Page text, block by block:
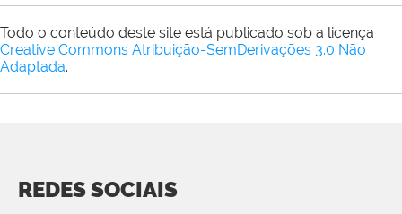
Todo o conteúdo deste site está publicado sob a licença
Creative Commons Atribuição-SemDerivações 3.0 Não
Adaptada.
REDES SOCIAIS